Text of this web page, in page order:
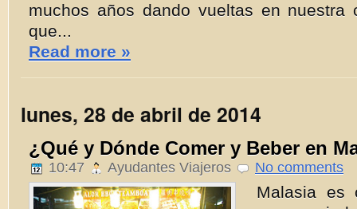
muchos años dando vueltas en nuestra
que...
Read more »
lunes, 28 de abril de 2014
¿Qué y Dónde Comer y Beber en
10:47 Ayudantes Viajeros No comments
Malasia es